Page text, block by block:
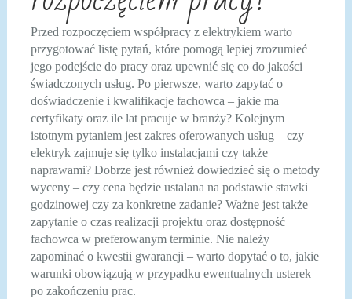
Przed rozpoczęciem współpracy z elektrykiem warto
przygotować listę pytań, które pomogą lepiej zrozumieć
jego podejście do pracy oraz upewnić się co do jakości
świadczonych usług. Po pierwsze, warto zapytać o
doświadczenie i kwalifikacje fachowca – jakie ma
certyfikaty oraz ile lat pracuje w branży? Kolejnym
istotnym pytaniem jest zakres oferowanych usług – czy
elektryk zajmuje się tylko instalacjami czy także
naprawami? Dobrze jest również dowiedzieć się o metody
wyceny – czy cena będzie ustalana na podstawie stawki
godzinowej czy za konkretne zadanie? Ważne jest także
zapytanie o czas realizacji projektu oraz dostępność
fachowca w preferowanym terminie. Nie należy
zapominać o kwestii gwarancji – warto dopytać o to, jakie
warunki obowiązują w przypadku ewentualnych usterek
po zakończeniu prac.